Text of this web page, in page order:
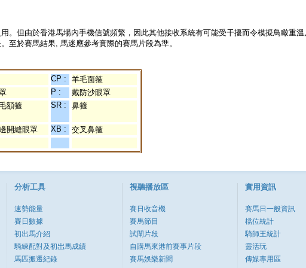
。但由於香港馬場內手機信號頻繁，因此其他接收系統有可能受干擾而令模擬鳥瞰重
至於賽馬結果, 馬迷應參考實際的賽馬片段為準。
CP :
羊毛面箍
P :
戴防沙眼罩
額箍 SR : 鼻箍
開縫眼罩 XB :
交叉鼻箍
分析工具
速勢能量
賽日數據
初出馬介紹
騎練配對及初岀馬成績
馬匹搬遷紀錄
視聽播放區
賽日收音機
賽馬節目
試閘片段
自購馬來港前賽事片段
賽馬娛樂新聞
實用資訊
賽馬日一般資訊
檔位統計
騎師王統計
靈活玩
傳媒專用區